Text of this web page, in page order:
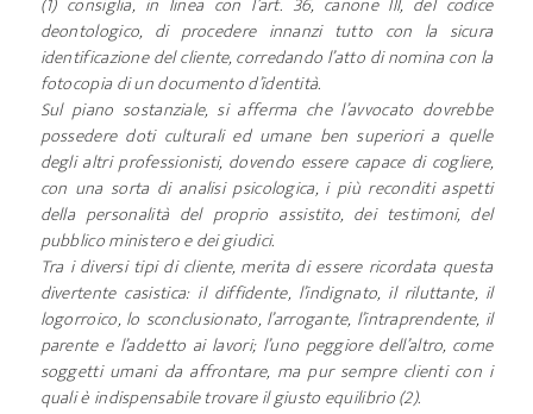
deontologico, di procedere innanzi tutto con la sicura
identificazione del cliente, corredando l’atto di nomina con la
fotocopia di un documento d’identità.
Sul piano sostanziale, si afferma che l’avvocato dovrebbe
possedere doti culturali ed umane ben superiori a quelle
degli altri professionisti, dovendo essere capace di cogliere,
con una sorta di analisi psicologica, i più reconditi aspetti
della personalità del proprio assistito, dei testimoni, del
pubblico ministero e dei giudici.
Tra i diversi tipi di cliente, merita di essere ricordata questa
divertente casistica: il diffidente, l’indignato, il riluttante, il
logorroico, lo sconclusionato, l’arrogante, l’intraprendente, il
parente e l’addetto ai lavori; l’uno peggiore dell’altro, come
soggetti umani da affrontare, ma pur sempre clienti con i
quali è indispensabile trovare il giusto equilibrio (2).